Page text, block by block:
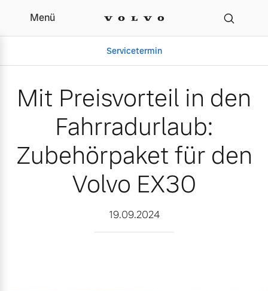
Mit Preisvorteil in den
Menü
Servicetermin
Mit Preisvorteil in den
Fahrradurlaub:
Zubehörpaket für den
Volvo EX30
19.09.2024